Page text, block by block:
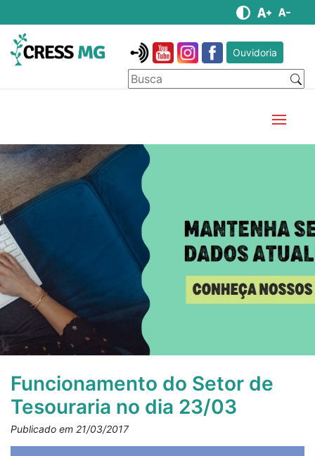
Ouvidoria
Funcionamento do Setor de
Tesouraria no dia 23/03
Publicado em 21/03/2017